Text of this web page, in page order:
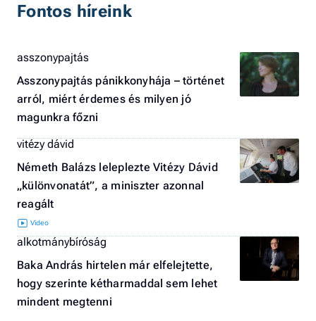
Fontos híreink
asszonypajtás
Asszonypajtás pánikkonyhája – történet
arról, miért érdemes és milyen jó
magunkra főzni
vitézy dávid
Németh Balázs leleplezte Vitézy Dávid
„különvonatát”, a miniszter azonnal
reagált
alkotmánybíróság
Baka András hirtelen már elfelejtette,
hogy szerinte kétharmaddal sem lehet
mindent megtenni